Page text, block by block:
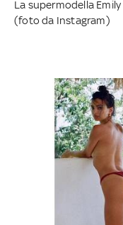
La supermodella
(foto da Instagram)